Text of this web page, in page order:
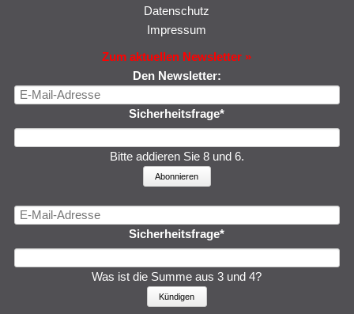
Datenschutz
Impressum
Zum aktuellen Newsletter »
Den Newsletter:
E-
Adresse
Pflichtfeld
Sicherheitsfrage*
Bitte addieren Sie 8 und 6.
Abonnieren
E-
Adresse
Pflichtfeld
Sicherheitsfrage*
Was ist die Summe aus 3 und 4?
Kündigen